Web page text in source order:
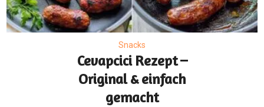
Snacks
Cevapcici Rezept –
Original & einfach
gemacht